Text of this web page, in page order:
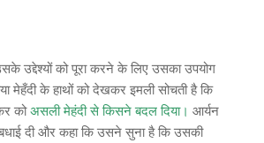
उद्देश्यों को पूरा करने के लिए उसका उपयोग
मेहँदी के हाथों को देखकर इमली सोचती है कि
कोअसली मेहंदी से किसने बदल दिया। आर्यन
दी और कहा कि उसने सुना है कि उसकी